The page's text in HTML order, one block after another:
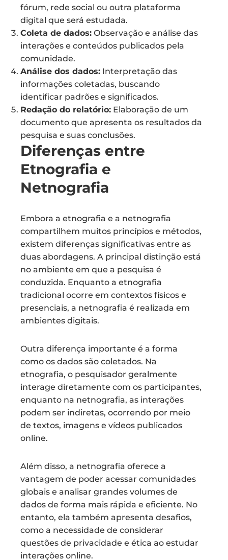
fórum, rede social ou outra plataforma
digital que será estudada.
Coleta de dados: Observação e análise das
interações e conteúdos publicados pela
comunidade.
Análise dos dados: Interpretação das
informações coletadas, buscando
identificar padrões e significados.
Redação do relatório: Elaboração de um
documento que apresenta os resultados da
pesquisa e suas conclusões.
Diferenças entre
Etnografia e
Netnografia
Embora a etnografia e a netnografia
compartilhem muitos princípios e métodos,
existem diferenças significativas entre as
duas abordagens. A principal distinção está
no ambiente em que a pesquisa é
conduzida. Enquanto a etnografia
tradicional ocorre em contextos físicos e
presenciais, a netnografia é realizada em
ambientes digitais.
Outra diferença importante é a forma
como os dados são coletados. Na
etnografia, o pesquisador geralmente
interage diretamente com os participantes,
enquanto na netnografia, as interações
podem ser indiretas, ocorrendo por meio
de textos, imagens e vídeos publicados
online.
Além disso, a netnografia oferece a
vantagem de poder acessar comunidades
globais e analisar grandes volumes de
dados de forma mais rápida e eficiente. No
entanto, ela também apresenta desafios,
como a necessidade de considerar
questões de privacidade e ética ao estudar
interações online.